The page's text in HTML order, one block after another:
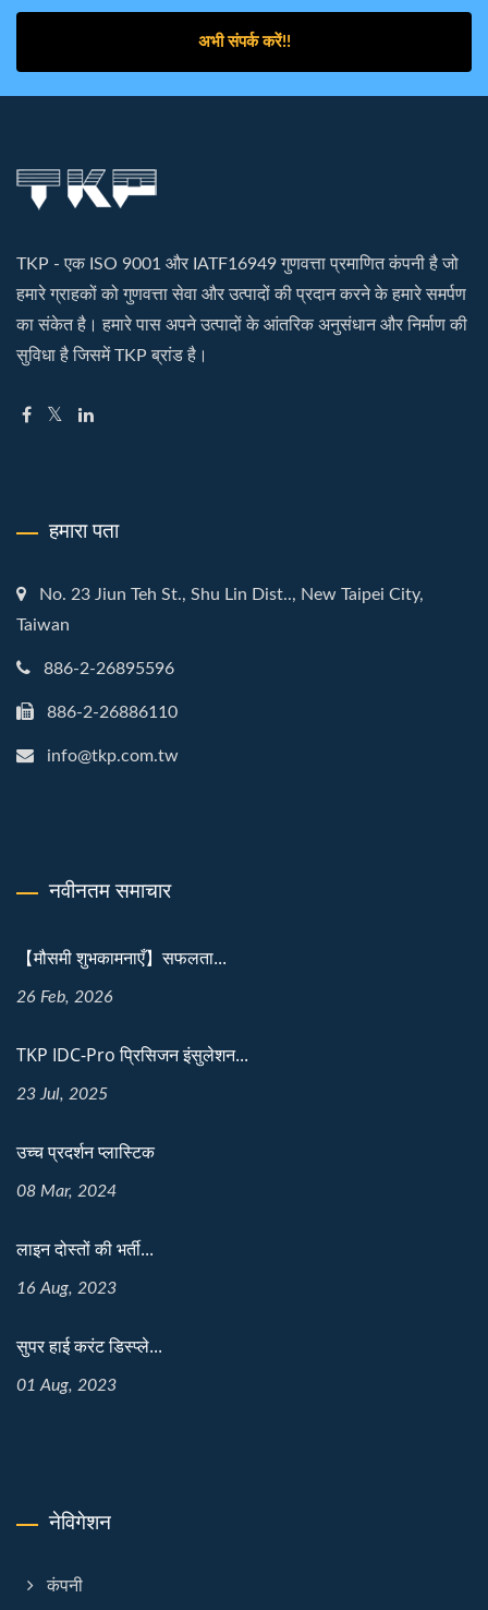
अभी संपर्क करें!!
TKP - एक ISO 9001 और IATF16949 गुणवत्ता प्रमाणित कंपनी है जो
हमारे ग्राहकों को गुणवत्ता सेवा और उत्पादों की प्रदान करने के हमारे समर्पण
का संकेत है। हमारे पास अपने उत्पादों के आंतरिक अनुसंधान और निर्माण की
सुविधा है जिसमें TKP ब्रांड है।
हमारा पता
No. 23 Jiun Teh St., Shu Lin Dist.., New Taipei City,
Taiwan
886-2-26895596
886-2-26886110
info@tkp.com.tw
नवीनतम समाचार
【मौसमी शुभकामनाएँ】सफलता...
26 Feb, 2026
TKP IDC-Pro प्रिसिजन इंसुलेशन...
23 Jul, 2025
उच्च प्रदर्शन प्लास्टिक
08 Mar, 2024
लाइन दोस्तों की भर्ती...
16 Aug, 2023
सुपर हाई करंट डिस्प्ले...
01 Aug, 2023
नेविगेशन
कंपनी